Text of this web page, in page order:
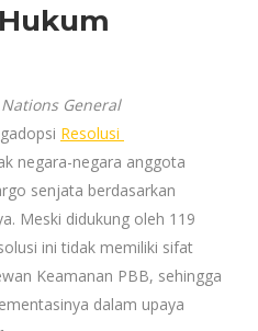
General
Resolusi
negara-negara anggota
senjata berdasarkan
Meski didukung oleh 119
ini tidak memiliki sifat
Keamanan PBB, sehingga
dalam upaya